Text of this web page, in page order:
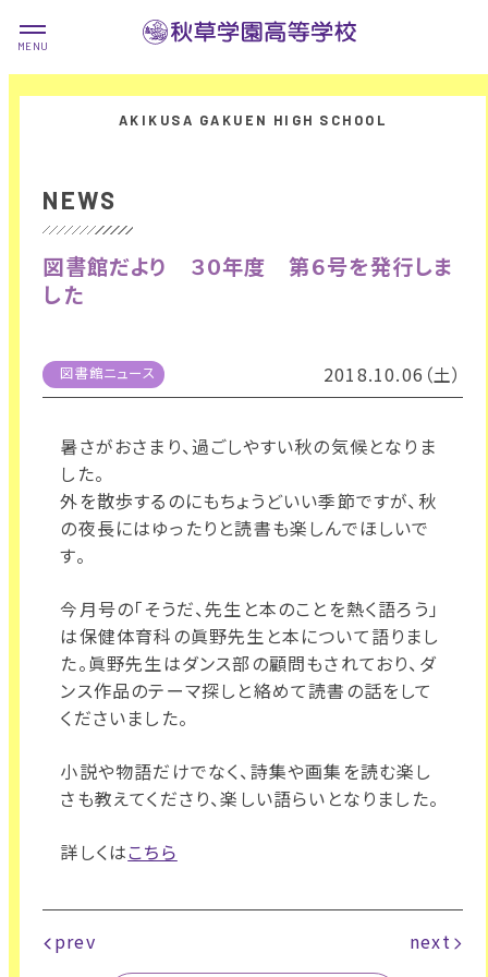
NEWS
図書館だより ３０年度 第６号を発行しま
した
図書館ニュース 2018.10.06（土）
暑さがおさまり、過ごしやすい秋の気候となりま
した。
外を散歩するのにもちょうどいい季節ですが、秋
の夜長にはゆったりと読書も楽しんでほしいで
す。
今月号の「そうだ、先生と本のことを熱く語ろう」
は保健体育科の眞野先生と本について語りまし
た。眞野先生はダンス部の顧問もされており、ダ
ンス作品のテーマ探しと絡めて読書の話をして
くださいました。
小説や物語だけでなく、詩集や画集を読む楽し
さも教えてくださり、楽しい語らいとなりました。
詳しくはこちら
prev next